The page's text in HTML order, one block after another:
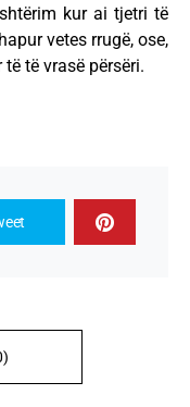
kur ai tjetri të
vetes rrugë, ose,
të vrasë përsëri.